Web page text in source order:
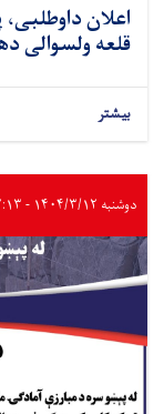
اعلان
قلعه ولسوالی
بیشتر
دوشنبه ۱۴۰۴/۳/۱۲ - ۱۲:۱۳